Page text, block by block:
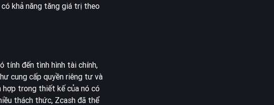
khả năng tăng giá trị theo
tính đến tình hình tài chính,
cung cấp quyền riêng tư và
trong thiết kế của nó có
thách thức, Zcash đã thể